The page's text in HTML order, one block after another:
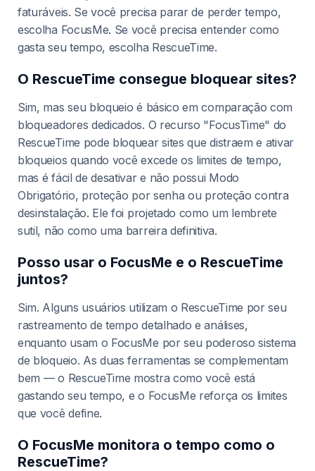
faturáveis. Se você precisa parar de perder tempo,
escolha FocusMe. Se você precisa entender como
gasta seu tempo, escolha RescueTime.
O RescueTime consegue bloquear sites?
Sim, mas seu bloqueio é básico em comparação com
bloqueadores dedicados. O recurso "FocusTime" do
RescueTime pode bloquear sites que distraem e ativar
bloqueios quando você excede os limites de tempo,
mas é fácil de desativar e não possui Modo
Obrigatório, proteção por senha ou proteção contra
desinstalação. Ele foi projetado como um lembrete
sutil, não como uma barreira definitiva.
Posso usar o FocusMe e o RescueTime
juntos?
Sim. Alguns usuários utilizam o RescueTime por seu
rastreamento de tempo detalhado e análises,
enquanto usam o FocusMe por seu poderoso sistema
de bloqueio. As duas ferramentas se complementam
bem — o RescueTime mostra como você está
gastando seu tempo, e o FocusMe reforça os limites
que você define.
O FocusMe monitora o tempo como o
RescueTime?